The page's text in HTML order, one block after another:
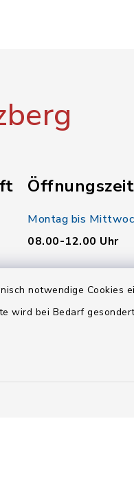
notwendige Cookies
wird bei Bedarf
Montag bis
08.00-12.00 Uhr
14.00-18.00 Uhr